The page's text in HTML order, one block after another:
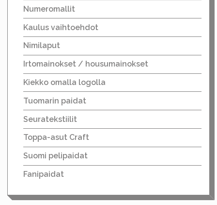
Numeromallit
Kaulus vaihtoehdot
Nimilaput
Irtomainokset / housumainokset
Kiekko omalla logolla
Tuomarin paidat
Seuratekstiilit
Toppa-asut Craft
Suomi pelipaidat
Fanipaidat